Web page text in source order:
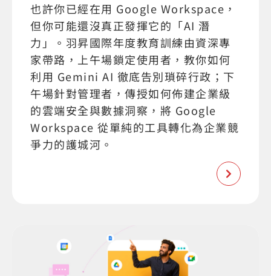
也許你已經在用 Google Workspace，
但你可能還沒真正發揮它的「AI 潛
力」。羽昇國際年度教育訓練由資深專
家帶路，上午場鎖定使用者，教你如何
利用 Gemini AI 徹底告別瑣碎行政；下
午場針對管理者，傳授如何佈建企業級
的雲端安全與數據洞察，將 Google
Workspace 從單純的工具轉化為企業競
爭力的護城河。